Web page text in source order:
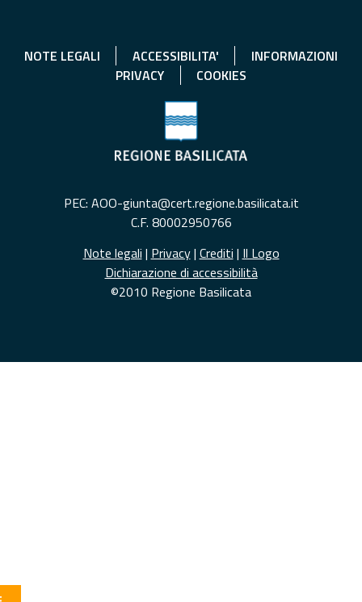
NOTE LEGALI ACCESSIBILITA'
INFORMAZIONI
PRIVACY
COOKIES
PEC: AOO-giunta@cert.regione.basilicata.it
C.F. 80002950766
Note legali | Privacy| Crediti | Il Logo
Dichiarazione di accessibilità
©2010 Regione Basilicata